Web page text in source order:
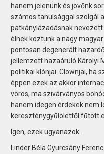
hanem jelenünk és jövőnk
számos tanulsággal szolgál
patkánylázadásnak
élnek köztünk a nagy
pontosan degenerált
jellemzett hazaáruló Károlyi
politikai klónjai. Clownjai, ha
éppen ezek az akkor
vörös, ma szivárványos
hanem idegen érdekek nem
kereszténygyűlölettől fűtött
Igen, ezek ugyanazok.
Linder Béla Gyurcsány